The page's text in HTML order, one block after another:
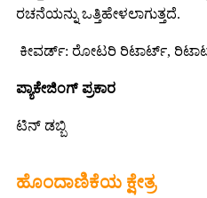
ರಚನೆಯನ್ನು ಒತ್ತಿಹೇಳಲಾಗುತ್ತದೆ.
ಕೀವರ್ಡ್: ರೋಟರಿ ರಿಟಾರ್ಟ್,
ಪ್ಯಾಕೇಜಿಂಗ್ ಪ್ರಕಾರ
ಟಿನ್ ಡಬ್ಬಿ
ಹೊಂದಾಣಿಕೆಯ ಕ್ಷೇತ್ರ